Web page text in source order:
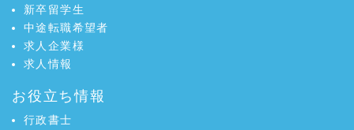
新卒留学生
中途転職希望者
求人企業様
求人情報
お役立ち情報
行政書士